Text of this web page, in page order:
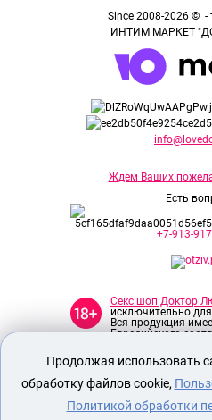
Since 2008-2026 © -
ИНТИМ МАРКЕТ
Ждем Ваших
Есть
+7-913-
Секс шоп Доктор
исключительно
Вся продукция
Евразийского
О
ОПЛАТА И
Продолжая использовать
обработку файлов cookie,
Политикой обработки